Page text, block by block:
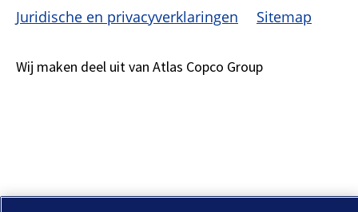
Juridische en privacyverklaringen
Sitemap
Wij maken deel uit van Atlas Copco Group